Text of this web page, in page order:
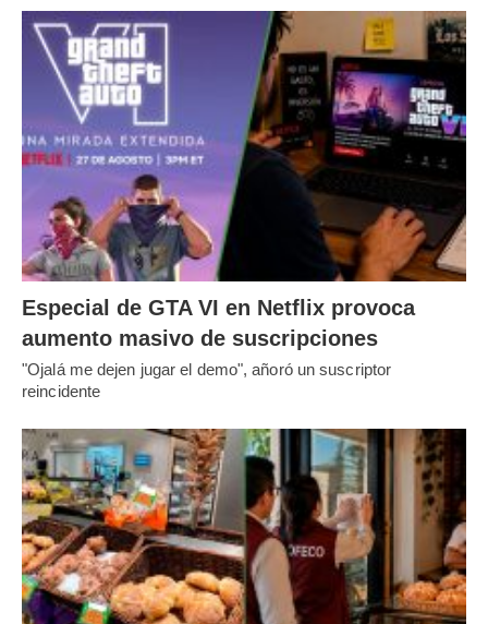
Especial de GTA VI en Netflix provoca
aumento masivo de suscripciones
"Ojalá me dejen jugar el demo", añoró un suscriptor
reincidente